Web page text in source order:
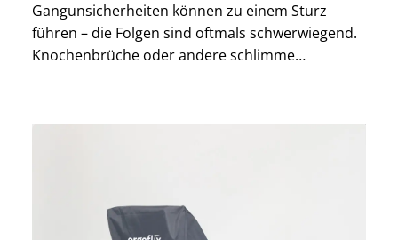
Gangunsicherheiten können zu einem Sturz
führen – die Folgen sind oftmals schwerwiegend.
Knochenbrüche oder andere schlimme
Maßnahme, um die Sicherheit im Alltag zu